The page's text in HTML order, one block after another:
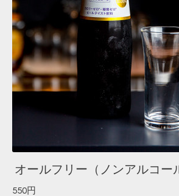
オールフリー（ノンアルコー
550円